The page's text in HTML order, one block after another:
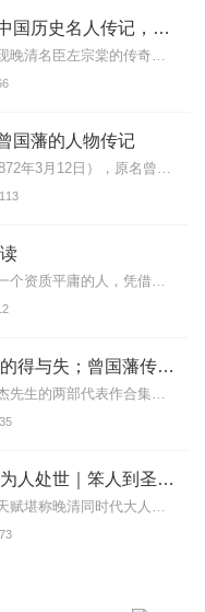
曾国藩传（全四册） | 中国历史名人传记，曾国藩一生一世全传
新专辑《左宗棠》上线，再现晚清名臣左宗棠的传奇人生与政治军事智慧。点击跳转收听。点我直达160万字，闪耀着中华传统文化智慧之光的人物传记。曾国藩的一生一世全传...
国藩的人物传记
曾国藩（1811年11月26日-1872年3月12日），原名曾子城，字伯涵，号涤生，清朝湖南长沙府湘乡白杨坪（现属湖南省娄底市双峰县荷叶镇天子坪）人，宗圣曾子七...
113
从曾国藩身上我们就看到了一个资质平庸的人，凭借自己的意志力，经过不断的自我完善，可以抵达怎样的高度。曾国藩把“勤能补拙”这句话展现的淋漓尽致，和我们今天的人崇尚...
饥饿的盛世：乾隆时代的得与失；曾国藩传｜百家讲坛张宏杰作品合集｜历史人物传记，刷新认知，提升格局，历史真相
本节目为著名历史作家张宏杰先生的两部代表作合集，第1—165集为《饥饿的盛世：乾隆时代的得与失》，第166集后为《曾国藩传》《饥饿的盛世：乾隆时代的得与失》张宏...
曾国藩传｜成功之道，为人处世｜笨人到圣人，普通人如何洞悉人性，认知觉醒，跨越阶层，胜天半子｜中国历史名人传记｜张宏杰作品
曾国藩，没有显赫的家世，天赋堪称晚清同时代大人物当中最差，却官至两江总督、直隶总督、武英殿大学士，在复杂的时代变局中超越众人，成就最大，被誉为大清“中兴第一名臣...